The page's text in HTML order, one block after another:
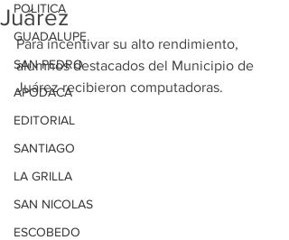
POLITICA
GUADALUPE
SAN PEDRO
APODACA
EDITORIAL
SANTIAGO
LA GRILLA
SAN NICOLAS
ESCOBEDO
Juárez
Para incentivar su alto rendimiento,
alumnos destacados del Municipio de
Juárez recibieron computadoras.